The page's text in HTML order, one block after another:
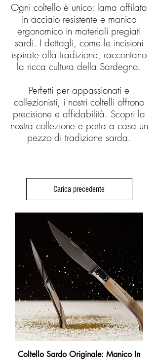
Ogni coltello è unico: lama affilata
in acciaio resistente e manico
ergonomico in materiali pregiati
sardi. I dettagli, come le incisioni
ispirate alla tradizione, raccontano
la ricca cultura della Sardegna.
Perfetti per appassionati e
collezionisti, i nostri coltelli offrono
precisione e affidabilità. Scopri la
nostra collezione e porta a casa un
pezzo di tradizione sarda.
Carica precedente
Coltello Sardo Originale: Manico In